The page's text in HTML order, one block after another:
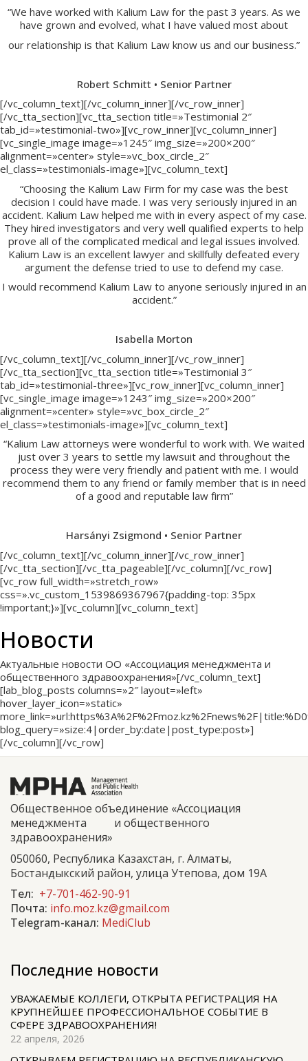
“We have worked with Kalium Law for the past 3 years. As we
have grown and evolved, what I have valued most about
our relationship is that Kalium Law know us and our business.”
Robert Schmitt • Senior Partner
[/vc_column_text][/vc_column_inner][/vc_row_inner]
[/vc_tta_section][vc_tta_section title=»Testimonial 2″
tab_id=»testimonial-two»][vc_row_inner][vc_column_inner]
[vc_single_image image=»1245″ img_size=»200×200″
alignment=»center» style=»vc_box_circle_2″
el_class=»testimonials-image»][vc_column_text]
“Choosing the Kalium Law Firm for my case was the best
decision I could have made. I was very seriously injured in an
accident. Kalium Law helped me with in every aspect of my case.
They hired investigators and very well qualified experts to help
prove all of the complicated medical and legal issues involved.
Kalium Law is an excellent lawyer and skillfully defeated every
argument the defense tried to use to defend my case.
I would recommend Kalium Law to anyone seriously injured in an
accident.”
Isabella Morton
[/vc_column_text][/vc_column_inner][/vc_row_inner]
[/vc_tta_section][vc_tta_section title=»Testimonial 3″
tab_id=»testimonial-three»][vc_row_inner][vc_column_inner]
[vc_single_image image=»1243″ img_size=»200×200″
alignment=»center» style=»vc_box_circle_2″
el_class=»testimonials-image»][vc_column_text]
“Kalium Law attorneys were wonderful to work with. We waited
just over 3 years to settle my lawsuit and throughout the
process they were very friendly and patient with me. I would
recommend them to any friend or family member that is in need
of a good and reputable law firm”
Harsányi Zsigmond • Senior Partner
[/vc_column_text][/vc_column_inner][/vc_row_inner]
[/vc_tta_section][/vc_tta_pageable][/vc_column][/vc_row]
[vc_row full_width=»stretch_row»
css=».vc_custom_1539869367967{padding-top: 35px
!important;}»][vc_column][vc_column_text]
Новости
Актуальные новости ОО «Ассоциация менеджмента и
общественного здравоохранения»[/vc_column_text]
[lab_blog_posts columns=»2″ layout=»left»
hover_layer_icon=»static»
blog_query=»size:4|order_by:date|post_type:post»]
[/vc_column][/vc_row]
Общественное объединение «Ассоциация
менеджмента и общественного
здравоохранения»
050060, Республика Казахстан, г. Алматы,
Бостандыкский район, улица Утепова, дом 19А
Тел: +7-701-462-90-91
Почта: info.moz.kz@gmail.com
Telegram-канал: MediClub
Последние новости
УВАЖАЕМЫЕ КОЛЛЕГИ, ОТКРЫТА РЕГИСТРАЦИЯ НА
КРУПНЕЙШЕЕ ПРОФЕССИОНАЛЬНОЕ СОБЫТИЕ В
СФЕРЕ ЗДРАВООХРАНЕНИЯ!
22 апреля, 2026